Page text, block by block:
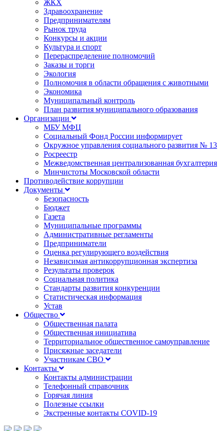
ЖКХ
Здравоохранение
Предпринимателям
Рынок труда
Конкурсы и акции
Культура и спорт
Перераспределение полномочий
Заказы и торги
Экология
Полномочия в области обращения с животными
Экономика
Муниципальный контроль
План развития муниципального образования
Организации
МБУ МФЦ
Социальный Фонд России информирует
Окружное управления социального развития № 13
Росреестр
Межведомственная централизованная бухгалтерия
Минчистоты Московской области
Противодействие коррупции
Документы
Безопасность
Бюджет
Газета
Муниципальные программы
Административные регламенты
Предприниматели
Оценка регулирующего воздействия
Независимая антикоррупционная экспертиза
Результаты проверок
Социальная политика
Стандарты развития конкуренции
Статистическая информация
Устав
Общество
Общественная палата
Общественная инициатива
Территориальное общественное самоуправление
Присяжные заседатели
Участникам СВО
Контакты
Контакты администрации
Телефонный справочник
Горячая линия
Полезные ссылки
Экстренные контакты COVID-19